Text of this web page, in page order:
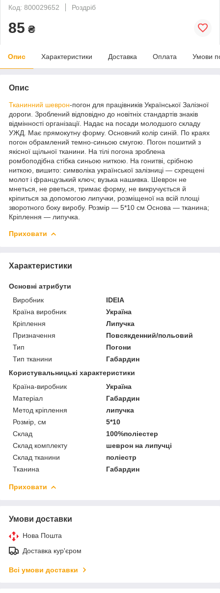
Код: 800029652
Роздріб
85 ₴
Опис Характеристики Доставка Оплата Умови
Опис
Тканинний шеврон-погон для працівників Української Залізної
дороги. Зроблений відповідно до новітніх стандартів знаків
відмінності організації. Надає на посади молодшого складу
УЖД. Має прямокутну форму. Основний колір синій. По краях
погон обрамлений темно-синьою смугою. Погон пошитий з
якісної щільної тканини. На тілі погона зроблена
ромбоподібна стібка синьою ниткою. На гонитві, срібною
ниткою, вишито: символіка української залізниці — схрещені
молот і французький ключ; вузька нашивка. Шеврон не
мнеться, не рветься, тримає форму, не викручується й
кріпиться за допомогою липучки, розміщеної на всій площі
зворотного боку виробу. Розмір — 5*10 см Основа — тканина;
Кріплення — липучка.
Приховати
Характеристики
Основні атрибути
Виробник
IDEIA
Країна виробник
Україна
Кріплення
Липучка
Призначення
Повсякденний/польовий
Тип
Погони
Тип тканини
Габардин
Користувальницькі характеристики
Країна-виробник
Україна
Матеріал
Габардин
Метод кріплення
липучка
Розмір, см
5*10
Склад
100%поліестер
Склад комплекту
шеврон на липучці
Склад тканини
поліестр
Тканина
Габардин
Приховати
Умови доставки
Нова Пошта
Доставка кур'єром
Всі умови доставки